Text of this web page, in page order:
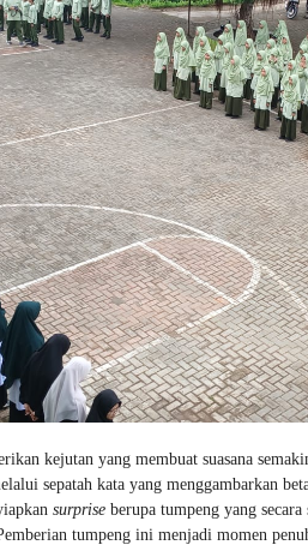
kejutan yang membuat suasana
sepatah kata yang menggambarkan
surprise berupa tumpeng yang
tumpeng ini menjadi momen